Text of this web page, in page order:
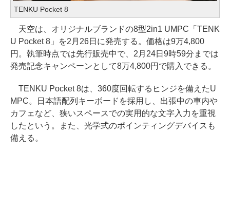
TENKU Pocket 8
天空は、オリジナルブランドの8型2in1 UMPC「TENK
U Pocket 8」を2月26日に発売する。価格は9万4,800
円。執筆時点では先行販売中で、2月24日9時59分までは
発売記念キャンペーンとして8万4,800円で購入できる。
TENKU Pocket 8は、360度回転するヒンジを備えたU
MPC。日本語配列キーボードを採用し、出張中の車内や
カフェなど、狭いスペースでの実用的な文字入力を重視
したという。また、光学式のポインティングデバイスも
備える。